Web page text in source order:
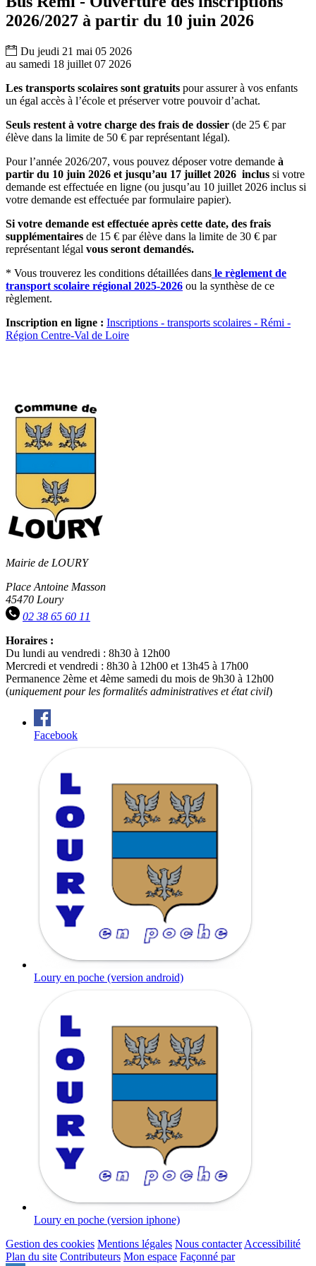
2026/2027 à partir du 10 juin 2026
Du jeudi 21 mai 05 2026
au samedi 18 juillet 07 2026
Les transports scolaires sont gratuits pour assurer à vos enfants
un égal accès à l’école et préserver votre pouvoir d’achat.
Seuls restent à votre charge des frais de dossier (de 25 € par
élève dans la limite de 50 € par représentant légal).
Pour l’année 2026/207, vous pouvez déposer votre demande à
partir du 10 juin 2026 et jusqu’au 17 juillet 2026 inclus si votre
demande est effectuée en ligne (ou jusqu’au 10 juillet 2026 inclus si
votre demande est effectuée par formulaire papier).
Si votre demande est effectuée après cette date, des frais
supplémentaires de 15 € par élève dans la limite de 30 € par
représentant légal vous seront demandés.
* Vous trouverez les conditions détaillées dans le règlement de
transport scolaire régional 2025-2026 ou la synthèse de ce
règlement.
Inscription en ligne : Inscriptions - transports scolaires - Rémi -
Région Centre-Val de Loire
Mairie de LOURY
Place Antoine Masson
45470 Loury
02 38 65 60 11
Horaires :
Du lundi au vendredi : 8h30 à 12h00
Mercredi et vendredi : 8h30 à 12h00 et 13h45 à 17h00
Permanence 2ème et 4ème samedi du mois de 9h30 à 12h00
(uniquement pour les formalités administratives et état civil)
Facebook
Loury en poche (version android)
Loury en poche (version iphone)
Gestion des cookies Mentions légales Nous contacter Accessibilité
Plan du site Contributeurs Mon espace Façonné par